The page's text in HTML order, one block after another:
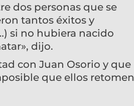
dos personas que se
tantos éxitos y
si no hubiera nacido
dijo.
con Juan Osorio y que
que ellos retomen